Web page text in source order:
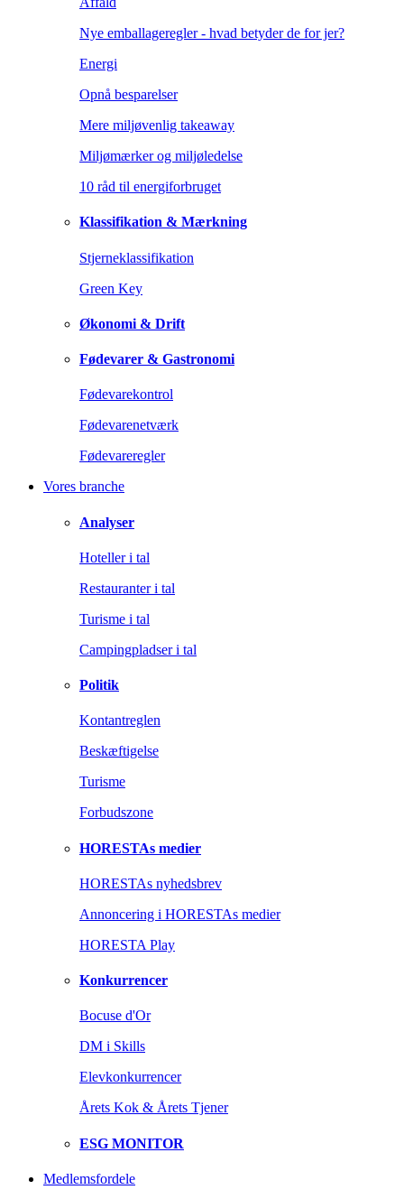
Nye emballageregler - hvad betyder de for jer?
Energi
Opnå besparelser
Mere miljøvenlig takeaway
Miljømærker og miljøledelse
10 råd til energiforbruget
Klassifikation & Mærkning
Stjerneklassifikation
Green Key
Økonomi & Drift
Fødevarer & Gastronomi
Fødevarekontrol
Fødevarenetværk
Fødevareregler
Vores branche
Analyser
Hoteller i tal
Restauranter i tal
Turisme i tal
Campingpladser i tal
Politik
Kontantreglen
Beskæftigelse
Turisme
Forbudszone
HORESTAs medier
HORESTAs nyhedsbrev
Annoncering i HORESTAs medier
HORESTA Play
Konkurrencer
Bocuse d'Or
DM i Skills
Elevkonkurrencer
Årets Kok & Årets Tjener
ESG MONITOR
Medlemsfordele